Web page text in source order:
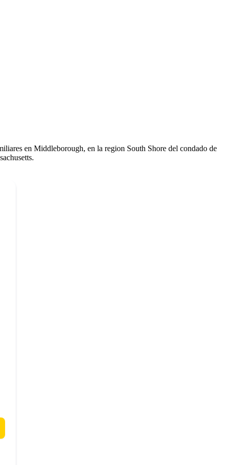
en Middleborough, en la region South Shore del condado de